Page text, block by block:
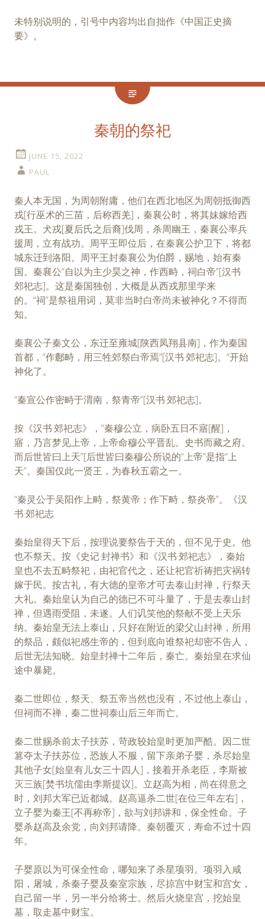
未特别说明的，引号中内容均出自拙作《中国正史摘
要》。
秦朝的祭祀
JUNE 15, 2022
PAUL
秦人本无国，为周朝附庸，他们在西北地区为周朝抵御西
戎[行巫术的三苗，后称西羌]，秦襄公时，将其妹嫁给西
戎王。犬戎[夏后氏之后裔]伐周，杀周幽王，秦襄公率兵
援周，立有战功。周平王即位后，在秦襄公护卫下，将都
城东迁到洛阳。周平王封秦襄公为伯爵，赐地，始有秦
国。秦襄公“自以为主少昊之神，作西畤，祠白帝”[汉书·
郊祀志]。这是秦国独创，大概是从西戎那里学来
的。“祠”是祭祖用词，莫非当时白帝尚未被神化？不得而
知。
秦襄公子秦文公，东迁至雍城[陕西凤翔县南]，作为秦国
首都，“作鄜畤，用三牲郊祭白帝焉”[汉书·郊祀志]。“开始
神化了。
“秦宣公作密畤于渭南，祭青帝”[汉书·郊祀志]。
按《汉书·郊祀志》，“秦穆公立，病卧五日不寤[醒]，
寤，乃言梦见上帝，上帝命穆公平晋乱。史书而藏之府。
而后世皆曰上天”[后世皆曰秦穆公所说的“上帝”是指“上
天”。秦国仅此一贤王，为春秋五霸之一。
“秦灵公于吴阳作上畤，祭黄帝；作下畤，祭炎帝”。《汉
书·郊祀志
秦始皇得天下后，按理说要祭告于天的，但不见于史。他
也不祭天。按《史记·封禅书》和《汉书·郊祀志》，秦始
皇也不去五畤祭祀，由祀官代之，还让祀官祈祷把灾祸转
嫁于民。按古礼，有大德的皇帝才可去泰山封禅，行祭天
大礼。秦始皇认为自己的德已不可斗量了，于是去泰山封
禅，但遇雨受阻，未遂。人们讥笑他的祭献不受上天乐
纳。秦始皇无法上泰山，只好在附近的梁父山封禅，所用
的祭品，颇似祀感生帝的，但到底向谁祭祀却密不告人，
后世无法知晓。始皇封禅十二年后，秦亡。秦始皇在求仙
途中暴毙。
秦二世即位，祭天、祭五帝当然也没有，不过他上泰山，
但祠而不禅，秦二世祠泰山后三年而亡。
秦二世赐杀前太子扶苏，苛政较始皇时更加严酷。因二世
篡夺太子扶苏位，恐族人不服，留下亲弟子婴，杀尽始皇
其他子女[始皇有儿女三十四人]，接着开杀老臣，李斯被
灭三族[焚书坑儒由李斯提议]。立赵高为相，尚在得意之
时，刘邦大军已近都城。赵高逼杀二世[在位三年左右]，
立子婴为秦王[不再称帝]，欲与刘邦讲和，保全性命。子
婴杀赵高及余党，向刘邦请降。秦朝覆灭，寿命不过十四
年。
子婴原以为可保全性命，哪知来了杀星项羽。项羽入咸
阳，屠城，杀秦子婴及秦室宗族，尽掠宫中财宝和宫女，
自己留一半，另一半分给将士。然后火烧皇宫，挖始皇
墓，取走墓中财宝。